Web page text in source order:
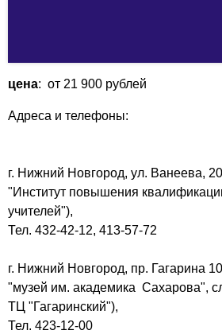
цена: от 21 900 рублей
Адреса и телефоны:
г. Нижний Новгород, ул. Ванеева,
"Институт повышения
учителей"),
Тел. 432-42-12, 413-57-72
г. Нижний Новгород, пр. Гагарина
"музей им. академика Сахарова",
ТЦ "Гагаринский"),
Тел. 423-12-00